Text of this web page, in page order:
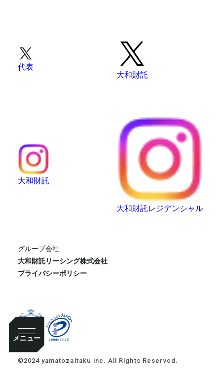
メニュー
代表
大和財託
大和財託
大和財託レジデンシャル
グループ会社
大和財託リーシング株式会社
プライバシーポリシー
©2024 yamatozaitaku inc. All Rights Reserved.